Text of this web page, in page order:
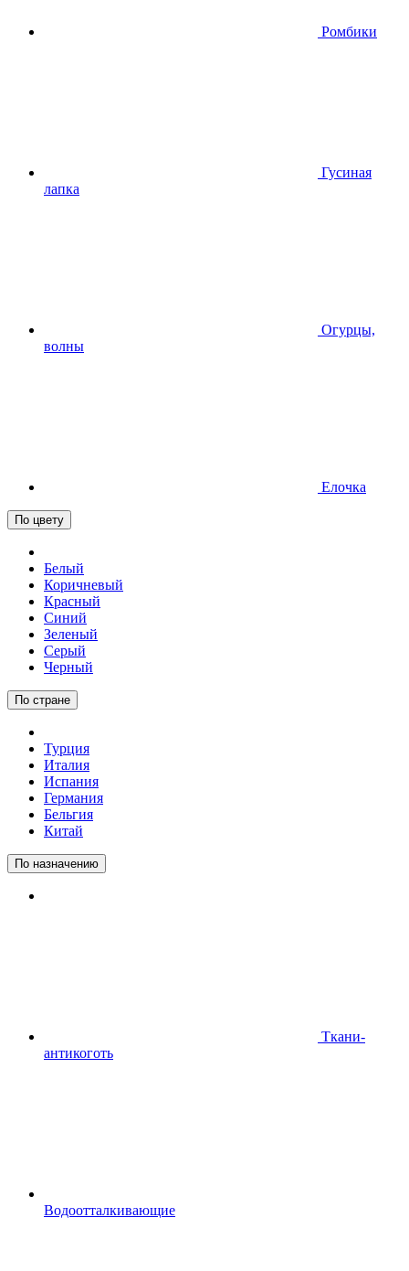
Ромбики
Гусиная
лапка
Огурцы,
волны
Елочка
По цвету
Белый
Коричневый
Красный
Синий
Зеленый
Серый
Черный
По стране
Турция
Италия
Испания
Германия
Бельгия
Китай
По назначению
Ткани-
антикоготь
Водоотталкивающие